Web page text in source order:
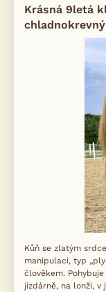
Krásná 9letá
Kůň se zlatým
manipulaci, typ
člověkem.
jízdárně, na lonži, v